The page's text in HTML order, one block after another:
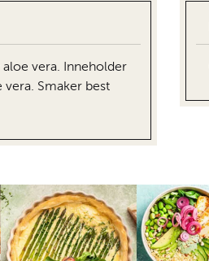
aloe vera. Inneholder
vera. Smaker best